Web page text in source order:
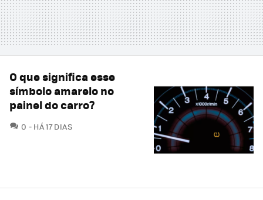
O que significa esse
símbolo amarelo no
painel do carro?
0 COMENTÁRIOS
HÁ 17 DIAS